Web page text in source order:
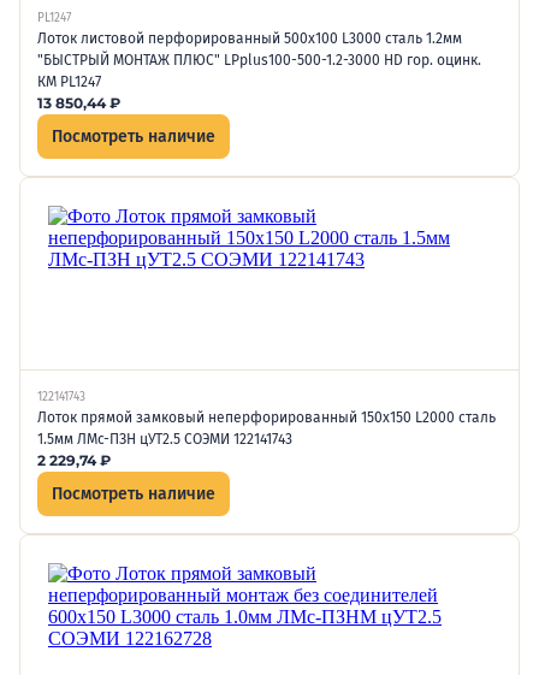
PL1247
Лоток листовой перфорированный 500х100 L3000 сталь 1.2мм
"БЫСТРЫЙ МОНТАЖ ПЛЮС" LPplus100-500-1.2-3000 HD гор. оцинк.
КМ PL1247
13 850,44₽
Посмотреть наличие
122141743
Лоток прямой замковый неперфорированный 150х150 L2000 сталь
1.5мм ЛМс-ПЗН цУТ2.5 СОЭМИ 122141743
2 229,74₽
Посмотреть наличие